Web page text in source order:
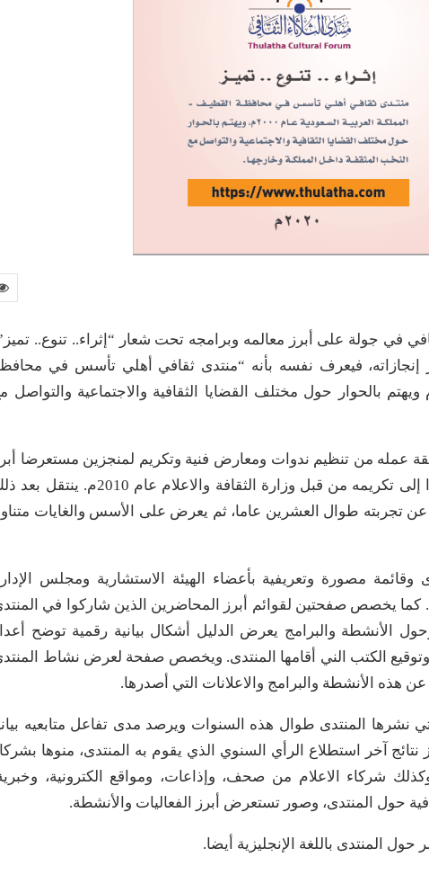
في جولة على أبرز معالمه وبرامجه تحت شعار “إثراء.. تنوع..
إنجازاته، فيعرف نفسه بأنه “منتدى ثقافي أهلي تأسس في
بالمملكة العربية السعودية عام 2000م ويهتم بالحوار حول مختلف القضايا الثقافية والاجتماعية والتواصل
عمله من تنظيم ندوات ومعارض فنية وتكريم لمنجزين مستعرضا
توجهات المواضيع والقضايا التي يتناولها، ومشيرا إلى تكريمه من قبل وزارة الثقافة والاعلام عام 2010م.
تجربته طوال العشرين عاما، ثم يعرض على الأسس والغايات
مصورة وتعريفية بأعضاء الهيئة الاستشارية ومجلس
كما يخصص صفحتين لقوائم أبرز المحاضرين الذين شاركوا في
الأنشطة والبرامج يعرض الدليل أشكال بيانية رقمية توضح
وتوقيع الكتب الني أقامها المنتدى. ويخصص صفحة لعرض نشاط
الأنشطة والبرامج والاعلانات التي أصدرها.
نشرها المنتدى طوال هذه السنوات ويرصد مدى تفاعل متابعيه
آخر استطلاع الرأي السنوي الذي يقوم به المنتدى، منوها
شركاء الاعلام من صحف، وإذاعات، ومواقع الكترونية،
المنتدى، وصور تستعرض أبرز الفعاليات والأنشطة.
المنتدى باللغة الإنجليزية أيضا.